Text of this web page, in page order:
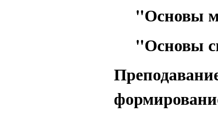
"Основы
"Основы